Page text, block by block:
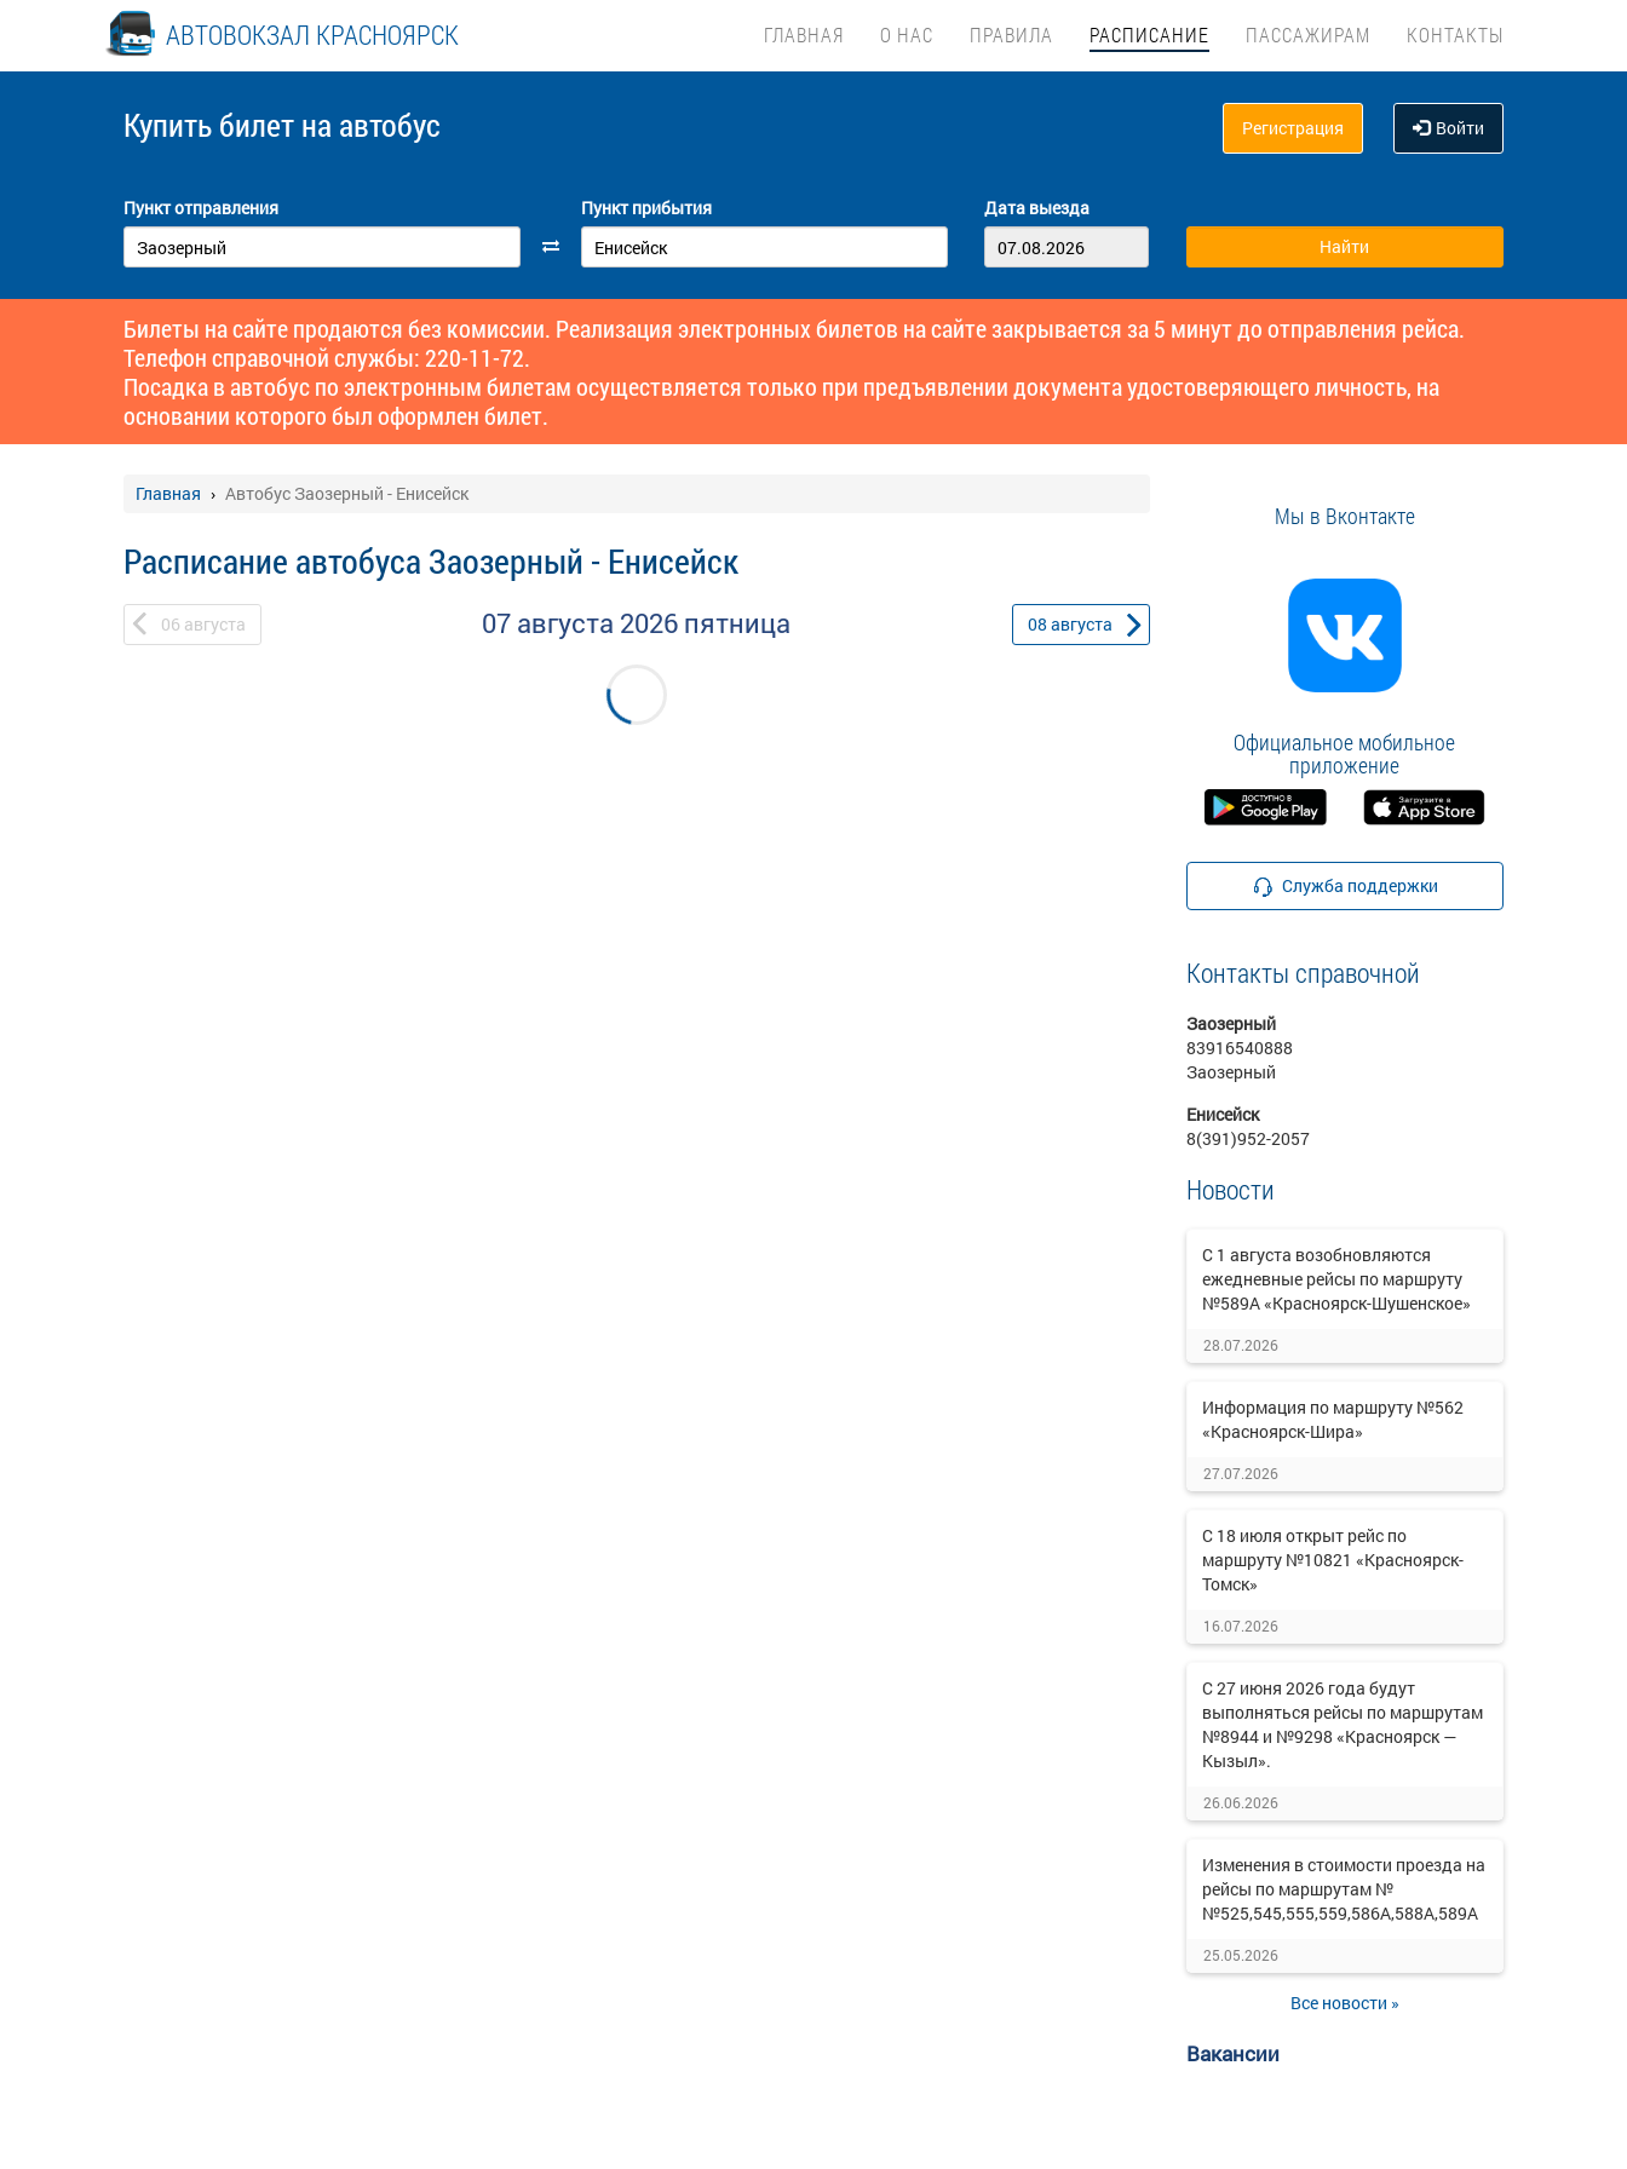
АВТОВОКЗАЛ КРАСНОЯРСК ГЛАВНАЯ О НАС ПРАВИЛА РАСПИСАНИЕ ПАССАЖИРАМ КОНТАКТЫ
Купить билет на автобус Регистрация Войти
Пункт отправления Пункт прибытия Дата выезда
Билеты на сайте продаются без комиссии. Реализация электронных билетов на сайте закрывается за 5 минут до отправления рейса.
Телефон справочной службы: 220-11-72.
Посадка в автобус по электронным билетам осуществляется только при предъявлении документа удостоверяющего личность, на
основании которого был оформлен билет.
Главная Автобус Заозерный - Енисейск
Расписание автобуса Заозерный - Енисейск
06 августа 07 августа 2026 пятница 08 августа
Мы в Вконтакте
Официальное мобильное
приложение
Служба поддержки
Контакты справочной
Заозерный
83916540888
Заозерный
Енисейск
8(391)952-2057
Новости
С 1 августа возобновляются
ежедневные рейсы по маршруту
№589А «Красноярск-Шушенское»
28.07.2026
Информация по маршруту №562
«Красноярск-Шира»
27.07.2026
С 18 июля открыт рейс по
маршруту №10821 «Красноярск-
Томск»
16.07.2026
С 27 июня 2026 года будут
выполняться рейсы по маршрутам
№8944 и №9298 «Красноярск —
Кызыл».
26.06.2026
Изменения в стоимости проезда на
рейсы по маршрутам №
№525,545,555,559,586А,588А,589А
25.05.2026
Все новости »
Вакансии